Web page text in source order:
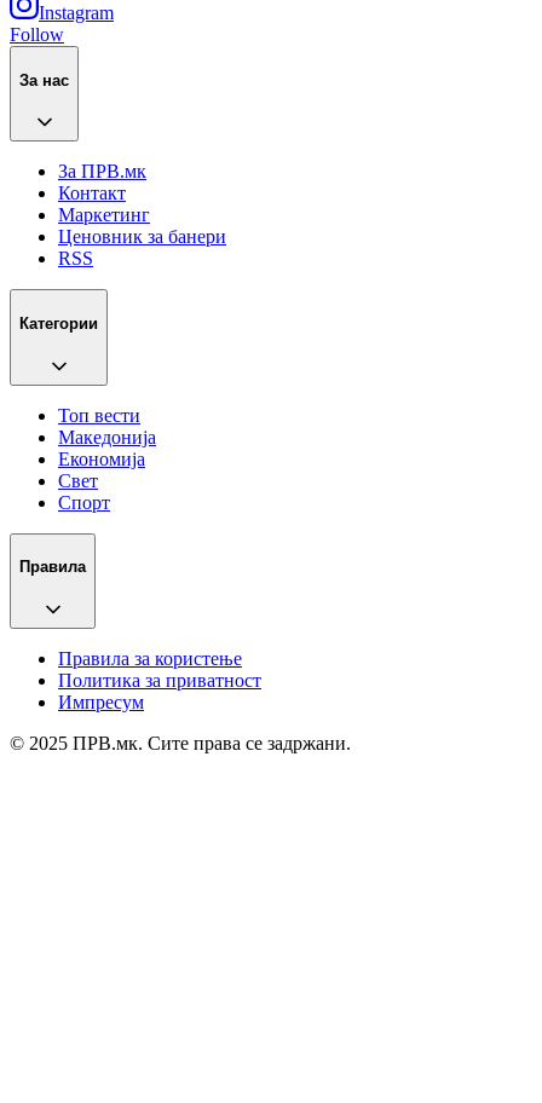
Instagram
Follow
За нас
За ПРВ.мк
Контакт
Маркетинг
Ценовник за банери
RSS
Категории
Топ вести
Македонија
Економија
Свет
Спорт
Правила
Правила за користење
Политика за приватност
Импресум
© 2025 ПРВ.мк. Сите права се задржани.